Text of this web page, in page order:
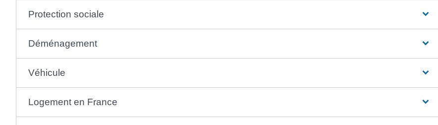
Protection sociale
Déménagement
Véhicule
Logement en France